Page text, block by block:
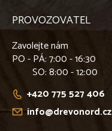
PROVOZOVATEL
Zavolejte nám
PO - PÁ: 7:00 - 16:30
SO: 8:00 - 12:00
+420 775 527 406
info@drevonord.cz